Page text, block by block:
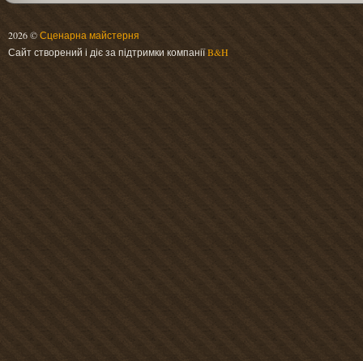
2026 ©Сценарна майстерня
Сайт створений і діє за підтримки компаніїB&H